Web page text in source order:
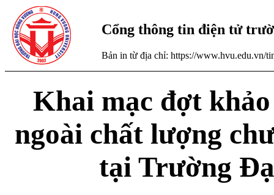
Cổng thông tin điện tử
Bản in từ địa chỉ: https://www.hvu.edu.vn/
Khai mạc đợt
ngoài chất lượng
tại Trường